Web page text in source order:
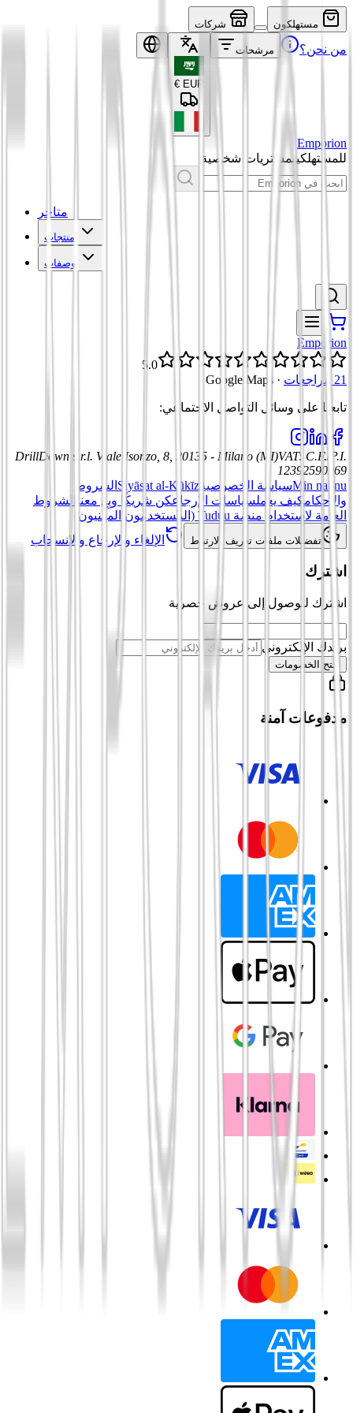
مستهلكون شركات
من نحن؟ مرشحات
EUR
€
Emporion
للمستهلكينمشتريات شخصية
متاجر
منتجات
وصفات
Emporion
5.0
21 مراجعات
·
Google Maps
تابعنا على وسائل التواصل الاجتماعي:
DrillDown s.r.l. Viale Isonzo, 8, 20135 - Milano (MI)VAT: C.F./P.I.
12392590969
Min nahnuسياسة الخصوصية Siyāsat al-Kūkīz الشروط
والأحكامكيف يعملسياسات الإرجاعكن شريكًا وبِع معنا
الشروط
العامة لاستخدام منصة Tuduu (المستخدمون المهنيون)
تفضيلات ملفات تعريف الارتباط الإلغاء والإرجاع والانسحاب
اشترك
اشترك للوصول إلى عروض حصرية
بريدك الإلكتروني
افتح الخصومات
مدفوعات آمنة